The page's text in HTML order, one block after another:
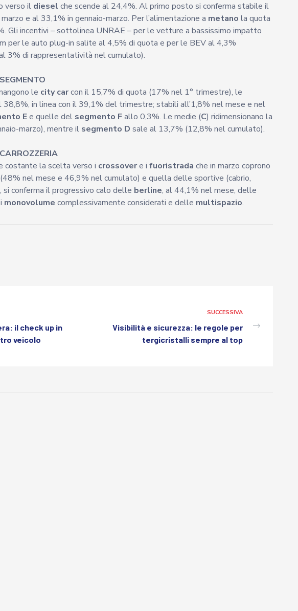
verso il diesel che scende al 24,4%. Al primo posto si conferma stabile il
e al 33,1% in gennaio-marzo. Per l’alimentazione a metano la quota
Gli incentivi – sottolinea UNRAE – per le vetture a bassissimo impatto
per le auto plug-in salite al 4,5% di quota e per le BEV al 4,3%
3% di rappresentatività nel cumulato).
le city carcon il 15,7% di quota (17% nel 1° trimestre), le
38,8%, in linea con il 39,1% del trimestre; stabili all’1,8% nel mese e nel
Ee quelle del segmento Fallo 0,3%. Le medie (C) ridimensionano la
marzo), mentre il segmento D sale al 13,7% (12,8% nel cumulato).
costante la scelta verso i crossovere i fuoristrada che in marzo coprono
nel mese e 46,9% nel cumulato) e quella delle sportive (cabrio,
si conferma il progressivo calo delle berline, al 44,1% nel mese, delle
monovolume complessivamente considerati e delle multispazio.
il check up in
veicolo
SUCCESSIVA
Visibilità e sicurezza: le regole per
tergicristalli sempre al top